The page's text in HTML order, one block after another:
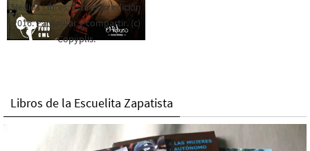
Medios Libres. Esta es la edición
2016. Para rolar y compartir. (c)
Copyplis.
Libros de la Escuelita Zapatista